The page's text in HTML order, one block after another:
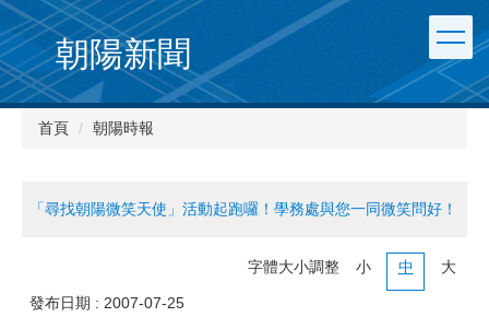
朝陽新聞
首頁 朝陽時報
「尋找朝陽微笑天使」活動起跑囉！學務處與您一同微笑問好！
字體大小調整 小 中 大
發布日期 : 2007-07-25